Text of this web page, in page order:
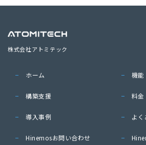
株式会社アトミテック
ホーム 機能
構築支援 料金
導入事例 よ
Hinemosお問い合わせ